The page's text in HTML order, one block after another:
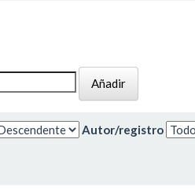
Autor/registro